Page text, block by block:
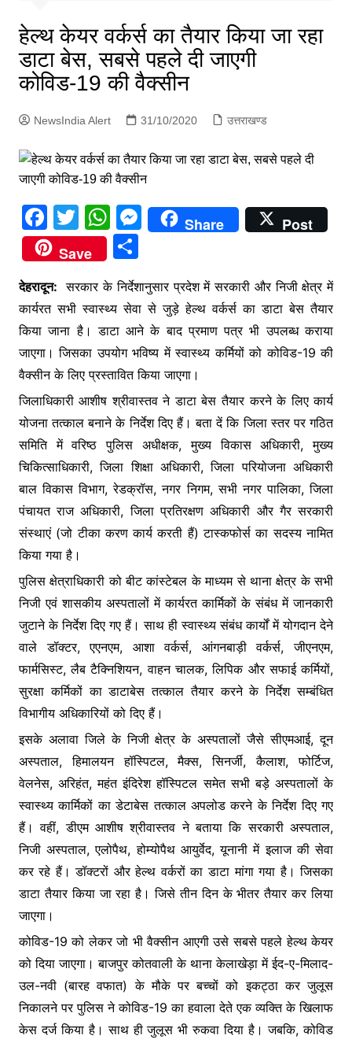
हेल्थ केयर वर्कर्स का तैयार किया जा रहा
डाटा बेस, सबसे पहले दी जाएगी
कोविड-19 की वैक्सीन
NewsIndia Alert 31/10/2020 उत्तराखण्ड
F
a
c
e
b
o
o
k
T
w
itt
er
W
h
at
s
A
p
p
M
e
s
e
n
g
er
Share
Post
Save
S
ar
e
देहरादून: सरकार के निर्देशानुसार प्रदेश में सरकारी और निजी क्षेत्र में
कार्यरत सभी स्वास्थ्य सेवा से जुड़े हेल्थ वर्कर्स का डाटा बेस तैयार
किया जाना है। डाटा आने के बाद प्रमाण पत्र भी उपलब्ध कराया
जाएगा। जिसका उपयोग भविष्य में स्वास्थ्य कर्मियों को कोविड-19 की
वैक्सीन के लिए प्रस्तावित किया जाएगा।
जिलाधिकारी आशीष श्रीवास्तव ने डाटा बेस तैयार करने के लिए कार्य
योजना तत्काल बनाने के निर्देश दिए हैं। बता दें कि जिला स्तर पर गठित
समिति में वरिष्ठ पुलिस अधीक्षक, मुख्य विकास अधिकारी, मुख्य
चिकित्साधिकारी, जिला शिक्षा अधिकारी, जिला परियोजना अधिकारी
बाल विकास विभाग, रेडक्रॉस, नगर निगम, सभी नगर पालिका, जिला
पंचायत राज अधिकारी, जिला प्रतिरक्षण अधिकारी और गैर सरकारी
संस्थाएं (जो टीका करण कार्य करती हैं) टास्कफोर्स का सदस्य नामित
किया गया है।
पुलिस क्षेत्राधिकारी को बीट कांस्टेबल के माध्यम से थाना क्षेत्र के सभी
निजी एवं शासकीय अस्पतालों में कार्यरत कार्मिकों के संबंध में जानकारी
जुटाने के निर्देश दिए गए हैं। साथ ही स्वास्थ्य संबंध कार्यों में योगदान देने
वाले डॉक्टर, एएनएम, आशा वर्कर्स, आंगनबाड़ी वर्कर्स, जीएनएम,
फार्मसिस्ट, लैब टैक्निशियन, वाहन चालक, लिपिक और सफाई कर्मियों,
सुरक्षा कर्मिकों का डाटाबेस तत्काल तैयार करने के निर्देश सम्बंधित
विभागीय अधिकारियों को दिए हैं।
इसके अलावा जिले के निजी क्षेत्र के अस्पतालों जैसे सीएमआई, दून
अस्पताल, हिमालयन हॉस्पिटल, मैक्स, सिनर्जी, कैलाश, फोर्टिज,
वेलनेस, अरिहंत, महंत इंदिरेश हॉस्पिटल समेत सभी बड़े अस्पतालों के
स्वास्थ्य कार्मिकों का डेटाबेस तत्काल अपलोड करने के निर्देश दिए गए
हैं। वहीं, डीएम आशीष श्रीवास्तव ने बताया कि सरकारी अस्पताल,
निजी अस्पताल, एलोपैथ, होम्योपैथ आयुर्वेद, यूनानी में इलाज की सेवा
कर रहे हैं। डॉक्टरों और हेल्थ वर्करों का डाटा मांगा गया है। जिसका
डाटा तैयार किया जा रहा है। जिसे तीन दिन के भीतर तैयार कर लिया
जाएगा।
कोविड-19 को लेकर जो भी वैक्सीन आएगी उसे सबसे पहले हेल्थ केयर
को दिया जाएगा। बाजपुर कोतवाली के थाना केलाखेड़ा में ईद-ए-मिलाद-
उल-नवी (बारह वफात) के मौके पर बच्चों को इकट्ठा कर जुलूस
निकालने पर पुलिस ने कोविड-19 का हवाला देते एक व्यक्ति के खिलाफ
केस दर्ज किया है। साथ ही जुलूस भी रुकवा दिया है। जबकि, कोविड
e